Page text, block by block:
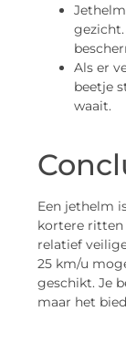
Als er
beetje
waait.
Een jethelm
kortere ritten
relatief
25 km/u
geschikt. Je
maar het